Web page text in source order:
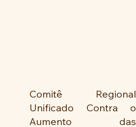
Comitê Regional
Unificado Contra o
Aumento das